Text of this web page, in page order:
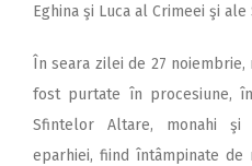
Eghina şi Luca al Crimeei şi
În seara zilei de 27
fost purtate în procesiune,
Sfintelor Altare, monahi
eparhiei, fiind întâmpinate